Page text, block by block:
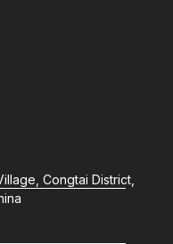
Congtai District,